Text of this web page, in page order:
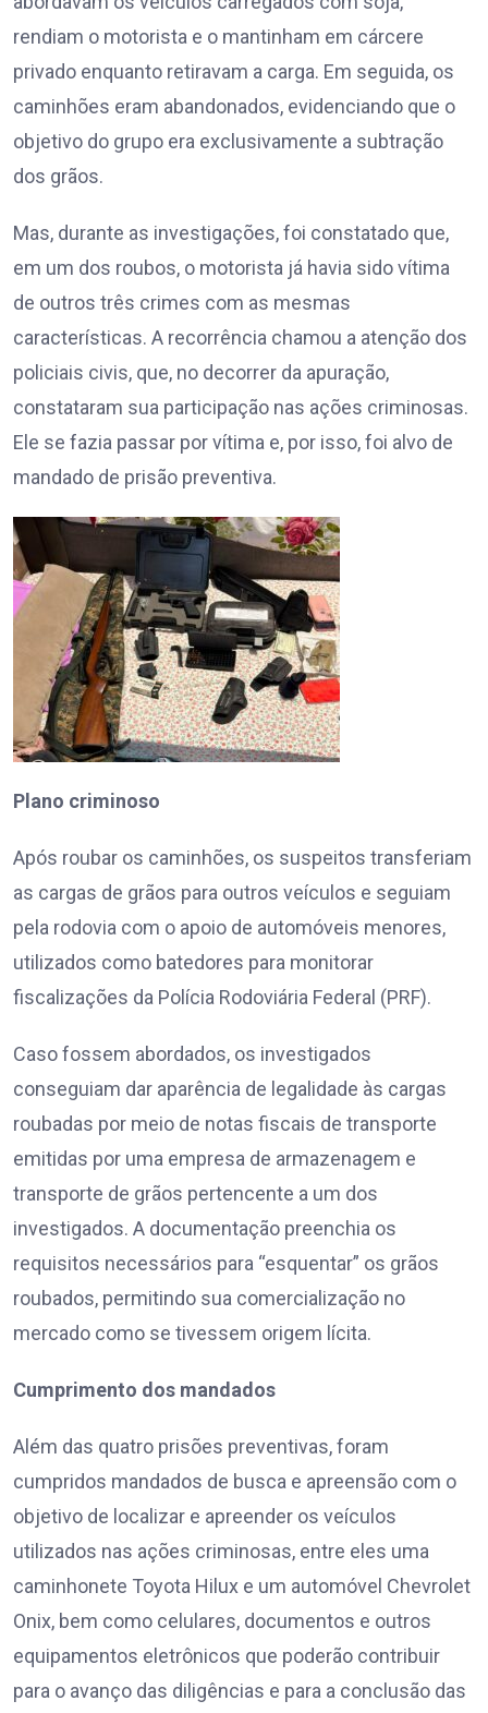
rendiam o motorista e o mantinham em cárcere
privado enquanto retiravam a carga. Em seguida, os
caminhões eram abandonados, evidenciando que o
objetivo do grupo era exclusivamente a subtração
dos grãos.
Mas, durante as investigações, foi constatado que,
em um dos roubos, o motorista já havia sido vítima
de outros três crimes com as mesmas
características. A recorrência chamou a atenção dos
policiais civis, que, no decorrer da apuração,
constataram sua participação nas ações criminosas.
Ele se fazia passar por vítima e, por isso, foi alvo de
mandado de prisão preventiva.
Plano criminoso
Após roubar os caminhões, os suspeitos transferiam
as cargas de grãos para outros veículos e seguiam
pela rodovia com o apoio de automóveis menores,
utilizados como batedores para monitorar
fiscalizações da Polícia Rodoviária Federal (PRF).
Caso fossem abordados, os investigados
conseguiam dar aparência de legalidade às cargas
roubadas por meio de notas fiscais de transporte
emitidas por uma empresa de armazenagem e
transporte de grãos pertencente a um dos
investigados. A documentação preenchia os
requisitos necessários para “esquentar” os grãos
roubados, permitindo sua comercialização no
mercado como se tivessem origem lícita.
Cumprimento dos mandados
Além das quatro prisões preventivas, foram
cumpridos mandados de busca e apreensão com o
objetivo de localizar e apreender os veículos
utilizados nas ações criminosas, entre eles uma
caminhonete Toyota Hilux e um automóvel Chevrolet
Onix, bem como celulares, documentos e outros
equipamentos eletrônicos que poderão contribuir
para o avanço das diligências e para a conclusão das